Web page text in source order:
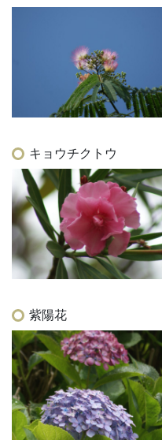
キョウチクトウ
紫陽花